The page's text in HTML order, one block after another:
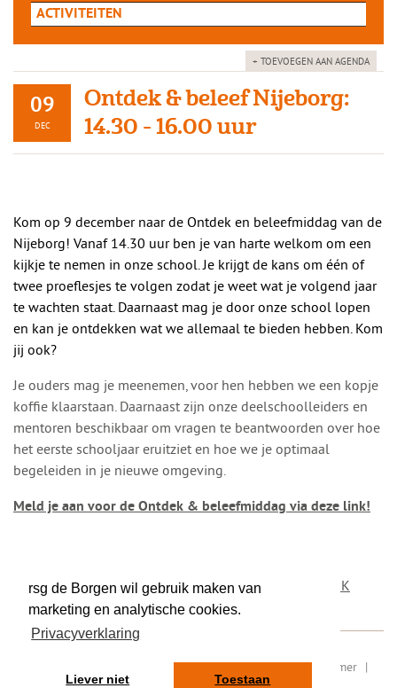
rsg de Borgen wil gebruik maken van
marketing en analytische cookies.
Privacyverklaring
Liever niet Toestaan
ACTIVITEITEN
09
DEC
Ontdek & beleef Nijeborg:
14.30 - 16.00 uur
+ TOEVOEGEN AAN AGENDA
Kom op 9 december naar de Ontdek en beleefmiddag van de
Nijeborg! Vanaf 14.30 uur ben je van harte welkom om een
kijkje te nemen in onze school. Je krijgt de kans om één of
twee proeflesjes te volgen zodat je weet wat je volgend jaar
te wachten staat. Daarnaast mag je door onze school lopen
en kan je ontdekken wat we allemaal te bieden hebben. Kom
jij ook?
Je ouders mag je meenemen, voor hen hebben we een kopje
koffie klaarstaan. Daarnaast zijn onze deelschoolleiders en
mentoren beschikbaar om vragen te beantwoorden over hoe
het eerste schooljaar eruitziet en hoe we je optimaal
begeleiden in je nieuwe omgeving.
Meld je aan voor de Ontdek & beleefmiddag via deze link!
DEEL DIT BERICHT OP TWITTER OP FACEBOOK
RSIN/ fiscaal nummer: 8077.87.000 | Sitemap | Disclaimer |